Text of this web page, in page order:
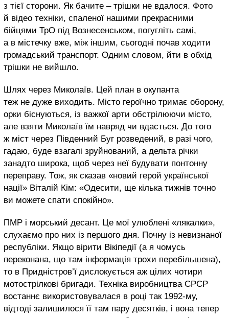
з тієї сторони. Як бачите – трішки не вдалося. Фото
й відео техніки, спаленої нашими прекрасними
бійцями ТрО під Вознесенськом, погугліть самі,
а в містечку вже, між іншим, сьогодні почав ходити
громадський транспорт. Одним словом, йти в обхід
трішки не вийшло.
Шлях через Миколаїв. Цей план в окупанта
теж не дуже виходить. Місто героїчно тримає оборону,
орки біснуються, із важкої арти обстрілюючи місто,
але взяти Миколаїв їм навряд чи вдасться. До того
ж міст через Південний Буг розведений, в разі чого,
гадаю, буде взагалі зруйнований, а дельта річки
занадто широка, щоб через неї будувати понтонну
переправу. Тож, як сказав «новий герой української
нації» Віталій Кім: «Одесити, ще кілька тижнів точно
ви можете спати спокійно».
ПМР і морський десант. Це мої улюблені «лякалки»,
слухаємо про них із першого дня. Почну із невизнаної
республіки. Якщо вірити Вікіпедії (а я чомусь
переконана, що там інформація трохи перебільшена),
то в Придністров’ї дислокується аж цілих чотири
мотострілкові бригади. Техніка виробництва СРСР
востаннє використовувалася в році так 1992-му,
відтоді залишилося її там пару десятків, і вона тепер